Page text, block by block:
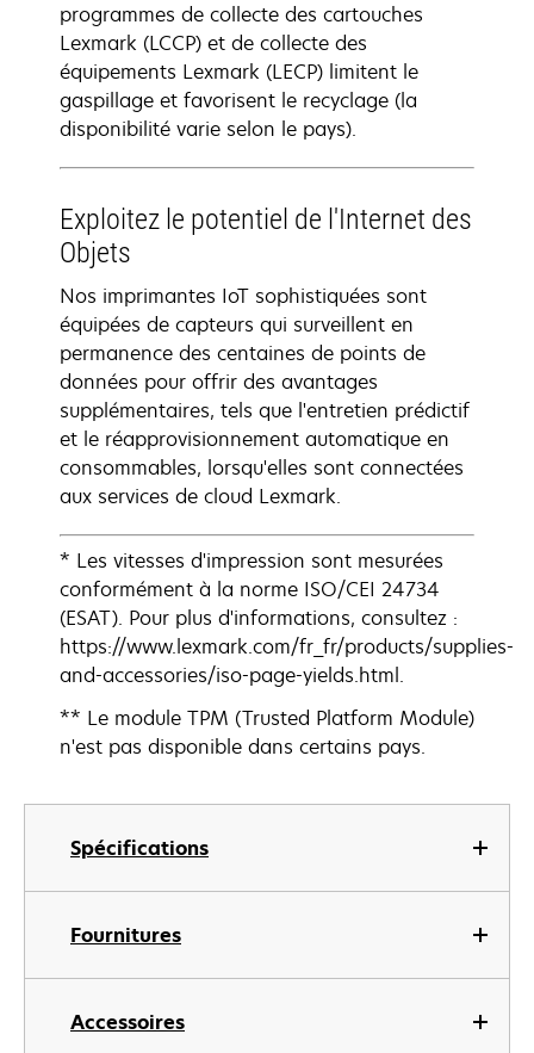
Spécifications
Fournitures
Accessoires
programmes de collecte des cartouches
Lexmark (LCCP) et de collecte des
équipements Lexmark (LECP) limitent le
gaspillage et favorisent le recyclage (la
disponibilité varie selon le pays).
Exploitez le potentiel de l'Internet des
Objets
Nos imprimantes IoT sophistiquées sont
équipées de capteurs qui surveillent en
permanence des centaines de points de
données pour offrir des avantages
supplémentaires, tels que l'entretien prédictif
et le réapprovisionnement automatique en
consommables, lorsqu'elles sont connectées
aux services de cloud Lexmark.
* Les vitesses d'impression sont mesurées
conformément à la norme ISO/CEI 24734
(ESAT). Pour plus d'informations, consultez :
https://www.lexmark.com/fr_fr/products/supplies-
and-accessories/iso-page-yields.html.
** Le module TPM (Trusted Platform Module)
n'est pas disponible dans certains pays.